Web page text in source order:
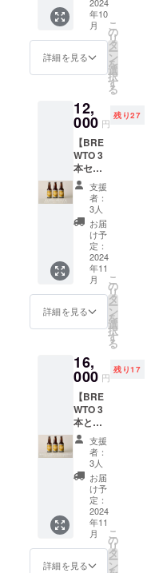
方法 :
直射日
光、高
けて保
存
「原材
料及び
添加物
等の食
品表示
はお届
け商品
のラベ
ルに表
記され
ます。
商品開
封前に
は必ず
お届け
ターン
に貼付
や注意
書きを
ご確認
くださ
い。」
◇【ひ
とく
ち】モ
ルトグ
ラノー
ラセッ
ト・エ
スニッ
クグラ
ノーラ
造）、
大麦、
オーツ
麦、
ホッ
330ml
・アル
コール
分 :
0.5% ・
賞味期
限：常
温にて
製造か
ら5ヶ月
・保存
方法 :
直射日
光、高
温を避
存
（25℃
料及び
添加物
等の食
品表示
はお届
け商品
のラベ
ルに表
記され
ます。
商品開
封前に
は必ず
お届け
のリ
に貼付
なクラ
フト
ビール
と、
ローア
ビール
BREWT
Oの飲み
比べを
お楽し
みくだ
さい。
◇ロー
アル
コール
クラフ
トビー
ル
BREWT
tropical
XPA ・
材料名 :
麦芽
（外国
製
造）、
大麦、
オーツ
麦、
ホッ
プ、炭
容量 :
330ml
・アル
コール
0.5% ・
BREWT
Oのモル
トカス
を使用
したグ
ラノー
ラ、エ
クテイ
スト
（100g
）とカ
カオニ
ブ&オレ
ンジ
（100g
）の
セット
です。
小袋の
モルト
カスも
おつけ
しま
す。 モ
ラウド
ファン
ディン
グ限定
品で
す。 ◇
ローア
ルコー
ルクラ
フト
ビー
ル
BREWT
tropica
lXPA ・
品目 :
年10
月
詳細を見る
こ
の
リ
タ
ー
ン
を
選
択
す
る
12,
000 円
残り27
【BRE
WTO 3
本セッ
トとオ
リジナ
キャッ
プの
セッ
ト】
ローア
ルコー
ルクラ
フト
ビー
ル
O
tropical
XPAを3
本と
Brewin
g
Tomorr
owのオ
リジナ
ル
キャッ
プの
セット
です。
◇BRE
WTO
tropical
支援
者：
3人
お届
け予
定：
2024
年11
月
詳細を見る
こ
の
リ
タ
ー
ン
を
選
択
す
る
16,
000 円
残り17
【BRE
WTO 3
本とモ
ルトカ
スアッ
プサイ
クルグ
ラノー
ラセッ
ト&オリ
ジナル
キャッ
プ】
ローア
支援
者：
3人
お届
け予
定：
2024
年11
月
詳細を見る
こ
の
リ
タ
ー
ン